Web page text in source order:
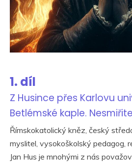
1. díl
Z Husince přes Karlovu
Betlémské kaple.
Římskokatolický kněz, český
myslitel, vysokoškolský pedagog,
Jan Hus je mnohými z nás